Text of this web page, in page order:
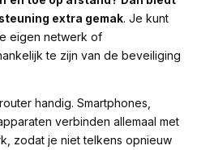
extra gemak. Je kunt
eigen netwerk of
te zijn van de beveiliging
handig. Smartphones,
verbinden allemaal met
zodat je niet telkens opnieuw